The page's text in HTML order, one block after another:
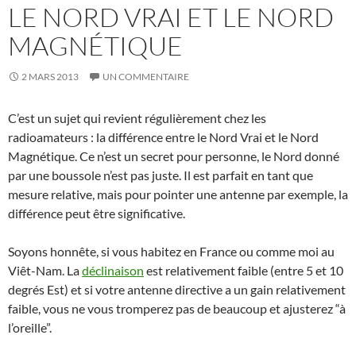
LE NORD VRAI ET LE NORD
MAGNÉTIQUE
2 MARS 2013 UN COMMENTAIRE
C’est un sujet qui revient régulièrement chez les
radioamateurs : la différence entre le Nord Vrai et le Nord
Magnétique. Ce n’est un secret pour personne, le Nord donné
par une boussole n’est pas juste. Il est parfait en tant que
mesure relative, mais pour pointer une antenne par exemple, la
différence peut être significative.
Soyons honnête, si vous habitez en France ou comme moi au
Viêt-Nam. Ladéclinaison est relativement faible (entre 5 et 10
degrés Est) et si votre antenne directive a un gain relativement
faible, vous ne vous tromperez pas de beaucoup et ajusterez “à
l’oreille”.